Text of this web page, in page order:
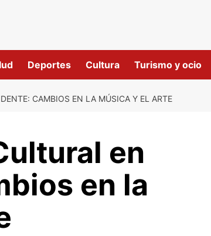
Deportes Cultura Turismo y ocio
CAMBIOS EN LA MÚSICA Y EL ARTE
en
en la